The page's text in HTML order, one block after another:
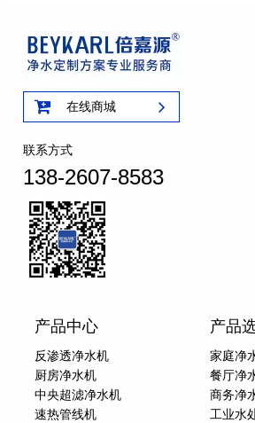
在线商城
联系方式
138-2607-8583
产品中心
反渗透净水机
厨房净水机
中央超滤净水机
速热管线机
产品
家庭净
餐厅净
商务净
工业水